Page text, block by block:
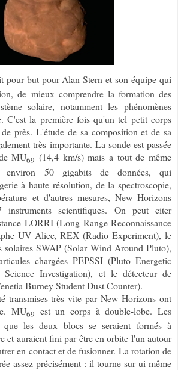
pour but pour Alan Stern et son équipe qui
de mieux comprendre la formation des
solaire, notamment les phénomènes
C'est la première fois qu'un tel petit corps
près. L'étude de sa composition et de sa
très importante. La sonde est passée
MU69 (14,4 km/s) mais a tout de même
environ 50 gigabits de données, qui
à haute résolution, de la spectroscopie,
et d'autres mesures, New Horizons
scientifiques. On peut citer
LORRI (Long Range Reconnaissance
UV Alice, REX (Radio Experiment), le
solaires SWAP (Solar Wind Around Pluto),
chargées PEPSSI (Pluto Energetic
Science Investigation), et le détecteur de
Burney Student Dust Counter).
transmises très vite par New Horizons ont
MU69 est un corps à double-lobe. Les
que les deux blocs se seraient formés à
et auraient fini par être en orbite l'un autour
en contact et de fusionner. La rotation de
assez précisément : il tourne sur ui-même